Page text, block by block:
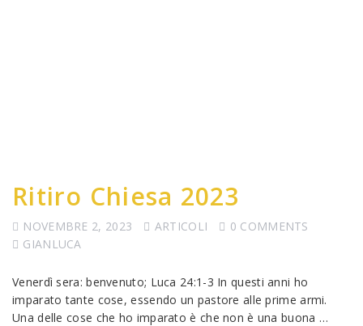
Ritiro Chiesa 2023
NOVEMBRE 2, 2023 ARTICOLI
0 COMMENTS
GIANLUCA
Venerdì sera: benvenuto; Luca 24:1-3 In questi anni ho
imparato tante cose, essendo un pastore alle prime armi.
Una delle cose che ho imparato è che non è una buona …